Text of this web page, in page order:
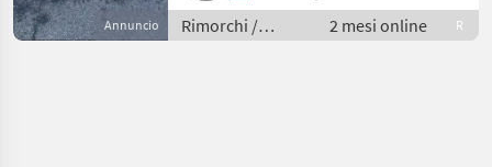
Annuncio
Rimorchi /
Rimorchi per
2 mesi online R